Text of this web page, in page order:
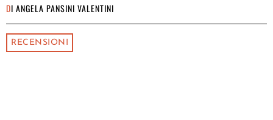
DI ANGELA PANSINI VALENTINI
RECENSIONI